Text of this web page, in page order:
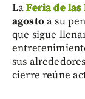
LaFeria de las
agosto a su
que sigue
sus
cierre reúne